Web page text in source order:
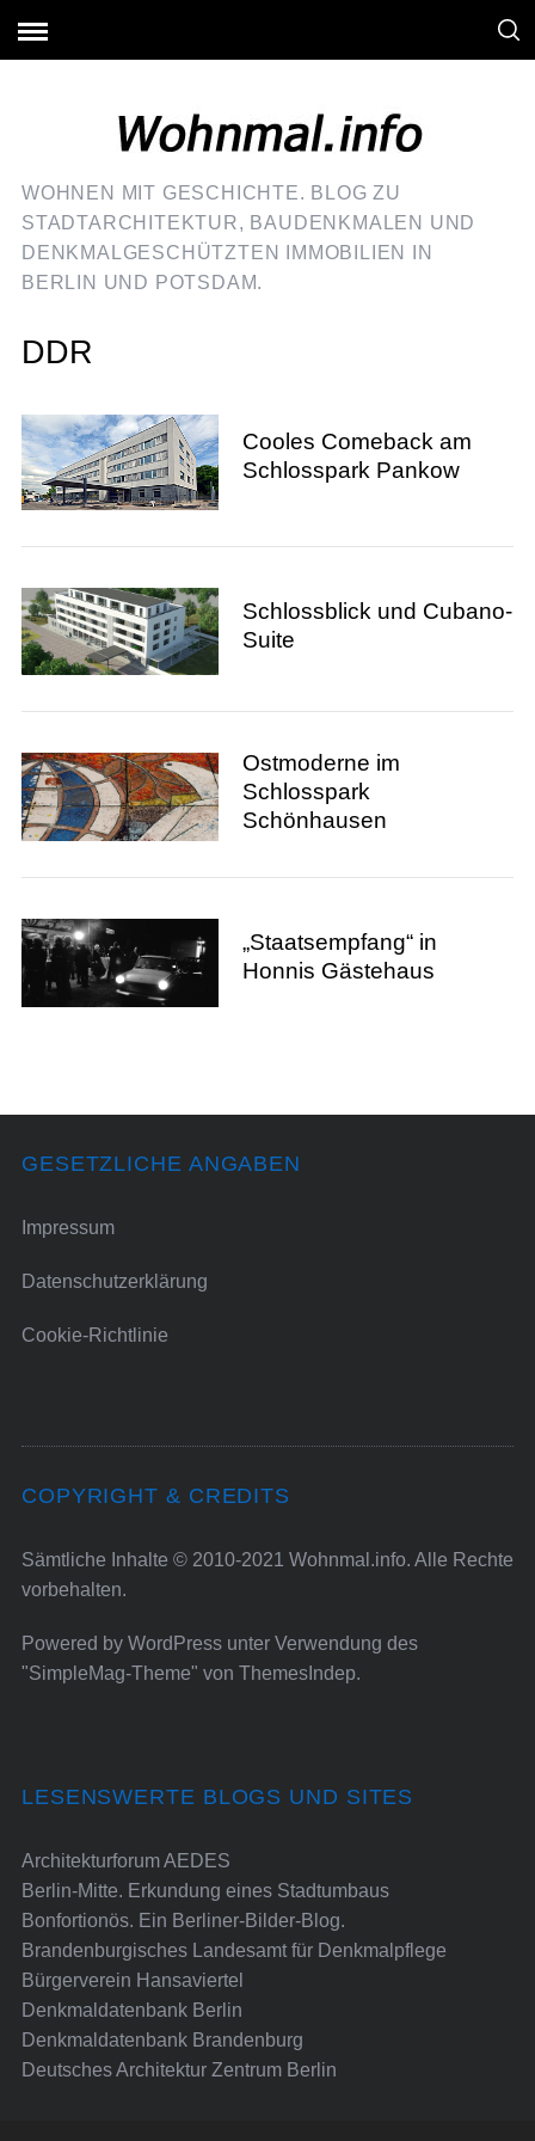
WOHNEN MIT GESCHICHTE. BLOG ZU
STADTARCHITEKTUR, BAUDENKMALEN UND
DENKMALGESCHÜTZTEN IMMOBILIEN IN
BERLIN UND POTSDAM.
DDR
Cooles Comeback am
Schlosspark Pankow
Schlossblick und Cubano-
Suite
Ostmoderne im
Schlosspark
Schönhausen
„Staatsempfang“ in
Honnis Gästehaus
GESETZLICHE ANGABEN
Impressum
Datenschutzerklärung
Cookie-Richtlinie
COPYRIGHT & CREDITS
Sämtliche Inhalte © 2010-2021 Wohnmal.info. Alle Rechte
vorbehalten.
Powered by WordPressunter Verwendung des
"SimpleMag-Theme" von ThemesIndep.
LESENSWERTE BLOGS UND SITES
Architekturforum AEDES
Berlin-Mitte. Erkundung eines Stadtumbaus
Bonfortionös. Ein Berliner-Bilder-Blog.
Brandenburgisches Landesamt für Denkmalpflege
Bürgerverein Hansaviertel
Denkmaldatenbank Berlin
Denkmaldatenbank Brandenburg
Deutsches Architektur Zentrum Berlin